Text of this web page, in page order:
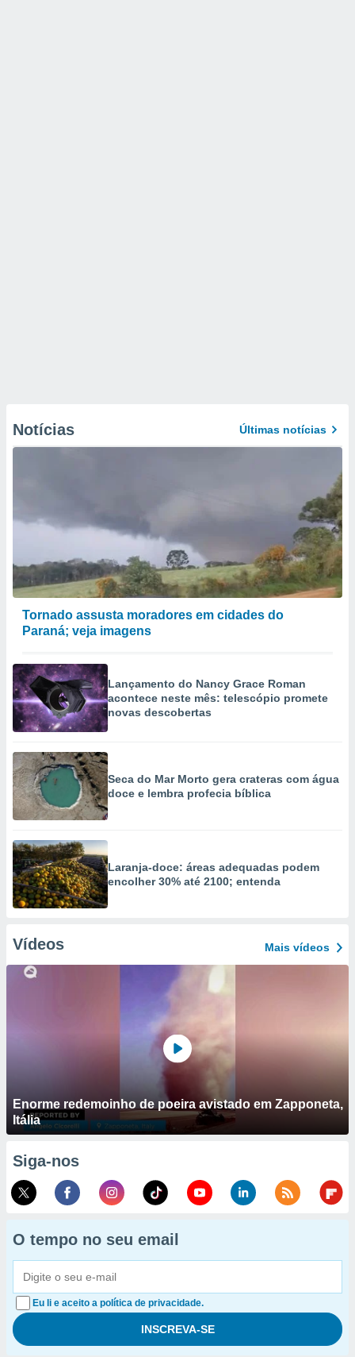
Notícias Últimas notícias
Tornado assusta moradores em cidades do
Paraná; veja imagens
Lançamento do Nancy Grace Roman
acontece neste mês: telescópio promete
novas descobertas
Seca do Mar Morto gera crateras com água
doce e lembra profecia bíblica
Laranja-doce: áreas adequadas podem
encolher 30% até 2100; entenda
Vídeos Mais vídeos
Enorme redemoinho de poeira avistado em Zapponeta,
Itália
Siga-nos
O tempo no seu email
Eu li e aceito a política de privacidade.